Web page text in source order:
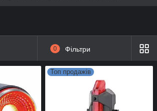
0 Фільтри
Топ продажів